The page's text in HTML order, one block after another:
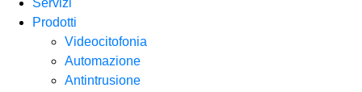
Servizi
Prodotti
Videocitofonia
Automazione
Antintrusione